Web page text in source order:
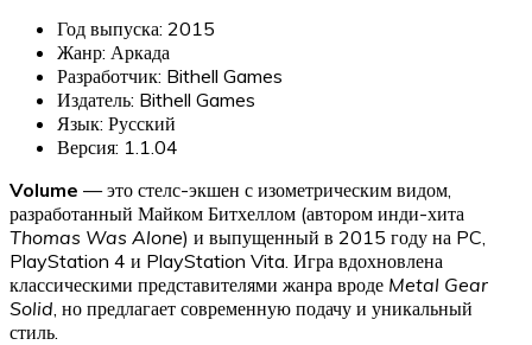
Год выпуска: 2015
Жанр: Аркада
Разработчик: Bithell Games
Издатель: Bithell Games
Язык: Русский
Версия: 1.1.04
Volume — это стелс-экшен с изометрическим видом,
разработанный Майком Битхеллом (автором инди-хита
Thomas Was Alone) и выпущенный в 2015 году на PC,
PlayStation 4 и PlayStation Vita. Игра вдохновлена
классическими представителями жанра вроде Metal Gear
Solid , но предлагает современную подачу и уникальный
стиль.